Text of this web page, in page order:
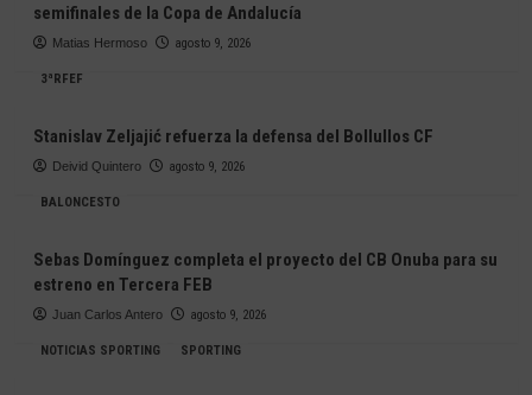
semifinales de la Copa de Andalucía
Matias Hermoso agosto 9, 2026
3ªRFEF
Stanislav Zeljajić refuerza la defensa del Bollullos CF
Deivid Quintero agosto 9, 2026
BALONCESTO
Sebas Domínguez completa el proyecto del CB Onuba para su
estreno en Tercera FEB
Juan Carlos Antero agosto 9, 2026
NOTICIAS SPORTING SPORTING